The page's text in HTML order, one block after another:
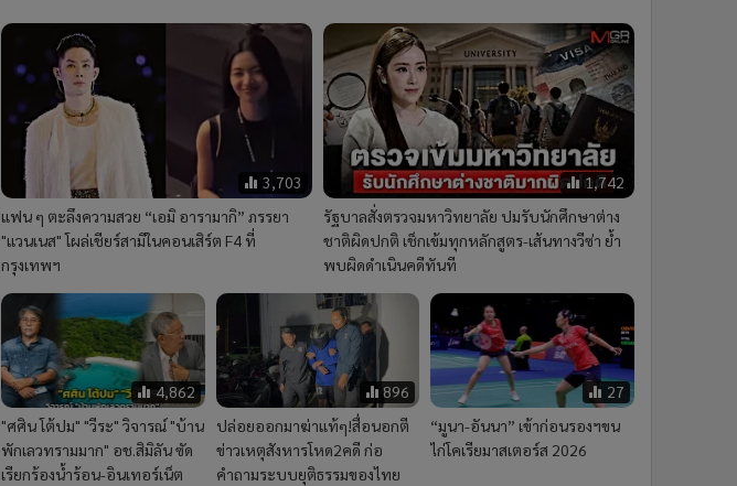
3,703
แฟน ๆ ตะลึงความสวย “เอมิ อารามากิ” ภรรยา
"แวนเนส" โผล่เชียร์สามีในคอนเสิร์ต F4 ที่
กรุงเทพฯ
1,742
รัฐบาลสั่งตรวจมหาวิทยาลัย ปมรับนักศึกษาต่าง
ชาติผิดปกติ เช็กเข้มทุกหลักสูตร-เส้นทางวีซ่า ย้ำ
พบผิดดำเนินคดีทันที
4,862
"ศศิน โต้ปม" "วีระ" วิจารณ์ "บ้าน
พักเลวทรามมาก" อช.สิมิลัน ซัด
เรียกร้องน้ำร้อน-อินเทอร์เน็ต
896
ปล่อยออกมาฆ่าแท้ๆ!สื่อนอกตี
ข่าวเหตุสังหารโหด2คดี ก่อ
คำถามระบบยุติธรรมของไทย
27
“มูนา-อันนา” เข้าก่อนรองฯขน
ไก่โคเรียมาสเตอร์ส 2026